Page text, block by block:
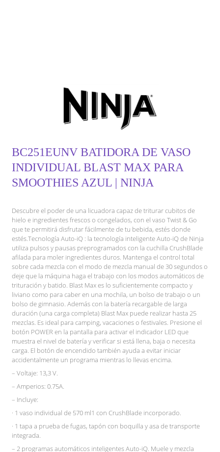
BC251EUNV BATIDORA DE VASO
INDIVIDUAL BLAST MAX PARA
SMOOTHIES AZUL | NINJA
Descubre el poder de una licuadora capaz de triturar cubitos de
hielo e ingredientes frescos o congelados, con el vaso Twist & Go
que te permitirá disfrutar fácilmente de tu bebida, estés donde
estés.Tecnología Auto-iQ : la tecnología inteligente Auto-iQ de Ninja
utiliza pulsos y pausas preprogramados con la cuchilla CrushBlade
afilada para moler ingredientes duros. Mantenga el control total
sobre cada mezcla con el modo de mezcla manual de 30 segundos o
deje que la máquina haga el trabajo con los modos automáticos de
trituración y batido. Blast Max es lo suficientemente compacto y
liviano como para caber en una mochila, un bolso de trabajo o un
bolso de gimnasio. Además con la batería recargable de larga
duración (una carga completa) Blast Max puede realizar hasta 25
mezclas. Es ideal para camping, vacaciones o festivales. Presione el
botón POWER en la pantalla para activar el indicador LED que
muestra el nivel de batería y verificar si está llena, baja o necesita
carga. El botón de encendido también ayuda a evitar iniciar
accidentalmente un programa mientras lo llevas encima.
– Voltaje: 13,3 V.
– Amperios: 0.75A.
– Incluye:
· 1 vaso individual de 570 ml1 con CrushBlade incorporado.
· 1 tapa a prueba de fugas, tapón con boquilla y asa de transporte
integrada.
– 2 programas automáticos inteligentes Auto-iQ. Muele y mezcla